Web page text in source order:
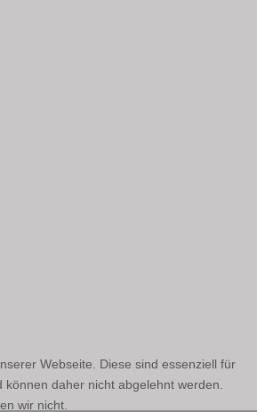
Webseite. Diese sind essenziell für
daher nicht abgelehnt werden.
wir nicht.